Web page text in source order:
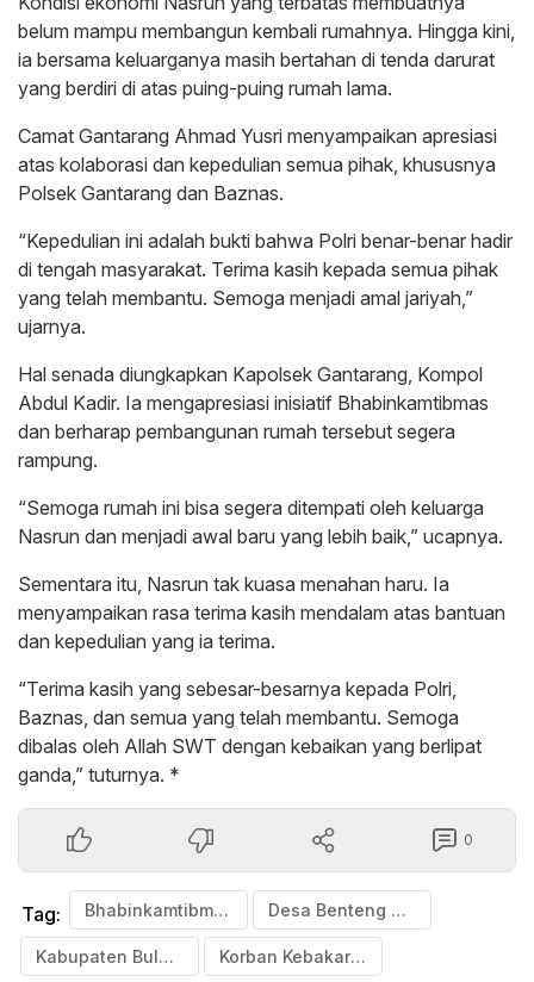
belum mampu membangun kembali rumahnya. Hingga kini,
ia bersama keluarganya masih bertahan di tenda darurat
yang berdiri di atas puing-puing rumah lama.
Camat Gantarang Ahmad Yusri menyampaikan apresiasi
atas kolaborasi dan kepedulian semua pihak, khususnya
Polsek Gantarang dan Baznas.
“Kepedulian ini adalah bukti bahwa Polri benar-benar hadir
di tengah masyarakat. Terima kasih kepada semua pihak
yang telah membantu. Semoga menjadi amal jariyah,”
ujarnya.
Hal senada diungkapkan Kapolsek Gantarang, Kompol
Abdul Kadir. Ia mengapresiasi inisiatif Bhabinkamtibmas
dan berharap pembangunan rumah tersebut segera
rampung.
“Semoga rumah ini bisa segera ditempati oleh keluarga
Nasrun dan menjadi awal baru yang lebih baik,” ucapnya.
Sementara itu, Nasrun tak kuasa menahan haru. Ia
menyampaikan rasa terima kasih mendalam atas bantuan
dan kepedulian yang ia terima.
“Terima kasih yang sebesar-besarnya kepada Polri,
Baznas, dan semua yang telah membantu. Semoga
dibalas oleh Allah SWT dengan kebaikan yang berlipat
ganda,” tuturnya. *
0
Tag: Bhabinkamtibmas Desa Benteng Malewang
Kabupaten Bulukumba Korban Kebakaran